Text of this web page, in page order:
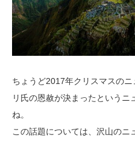
ちょうど2017年クリスマスの
リ氏の恩赦が決まったというニ
ね。
この話題については、沢山のニ